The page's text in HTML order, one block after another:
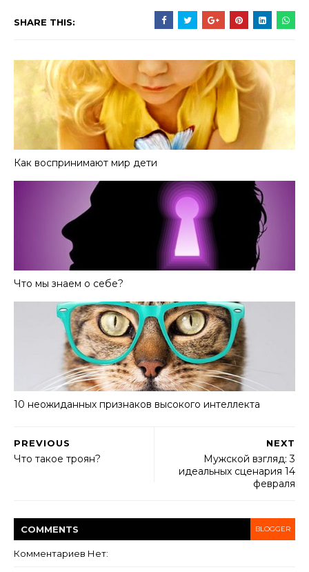
SHARE THIS:
Как воспринимают мир дети
Что мы знаем о себе?
10 неожиданных признаков высокого интеллекта
NEXT
Мужской взгляд: 3
идеальных сценария 14
февраля
PREVIOUS
Что такое троян?
COMMENTS BLOGGER
Комментариев Нет: